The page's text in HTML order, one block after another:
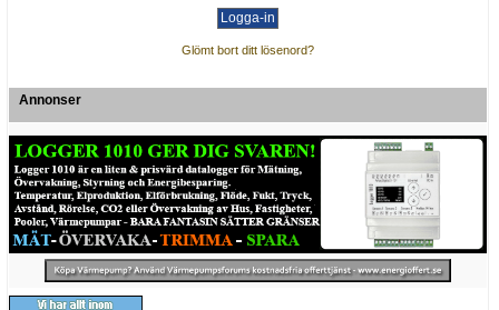
Glömt bort ditt lösenord?
Annonser